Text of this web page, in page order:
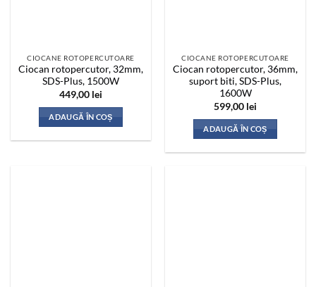
CIOCANE ROTOPERCUTOARE
Ciocan rotopercutor, 32mm,
SDS-Plus, 1500W
449,00 lei
ADAUGĂ ÎN COȘ
CIOCANE ROTOPERCUTOARE
Ciocan rotopercutor, 36mm,
suport biti, SDS-Plus,
1600W
599,00 lei
ADAUGĂ ÎN COȘ